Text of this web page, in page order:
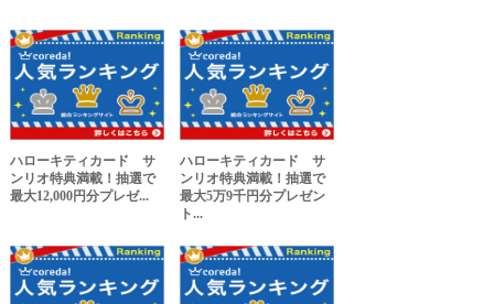
ハローキティカード サ
ンリオ特典満載！抽選で
最大12,000円分プレゼ...
ハローキティカード サ
ンリオ特典満載！抽選で
最大5万9千円分プレゼン
ト...